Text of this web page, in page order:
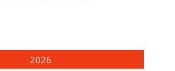
2026